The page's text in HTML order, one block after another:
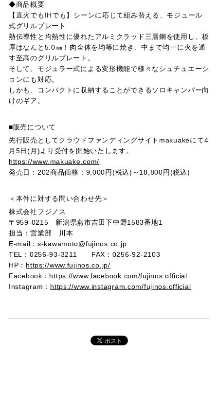
◆商品概要
【直⽕でもIHでも】シーンに応じて組み替える、モジュール
式グリルプレート
熱伝導性と均熱性に優れたアルミクラッド三層鋼を使用し、板
厚はなんと5.0㎜！肉全体を均等に焼き、中まで均一に火を通
す至高のグリルプレート。
そして、モジュラー式による変形機能で様々なシュチュエーシ
ョンにも対応。
しかも、コンパクトに収納することができるソロキャンパー向
けのギア。
■販売について
先行販売としてクラウドファンディングサイトmakuakeにて4
月5日(月)より受付を開始いたします。
https://www.makuake.com/
発売日：202商品価格：9,000円(税込)～18,800円(税込)
＜本件に対する問い合わせ先＞
株式会社フジノス
〒959-0215 新潟県燕市吉田下中野1583番地1
担当：営業部 川本
E-mail：s-kawamoto@fujinos.co.jp
TEL：0256-93-3211 FAX：0256-92-2103
HP： https://www.fujinos.co.jp/
Facebook： https://www.facebook.com/fujinos.official
Instagram： https://www.instagram.com/fujinos.official